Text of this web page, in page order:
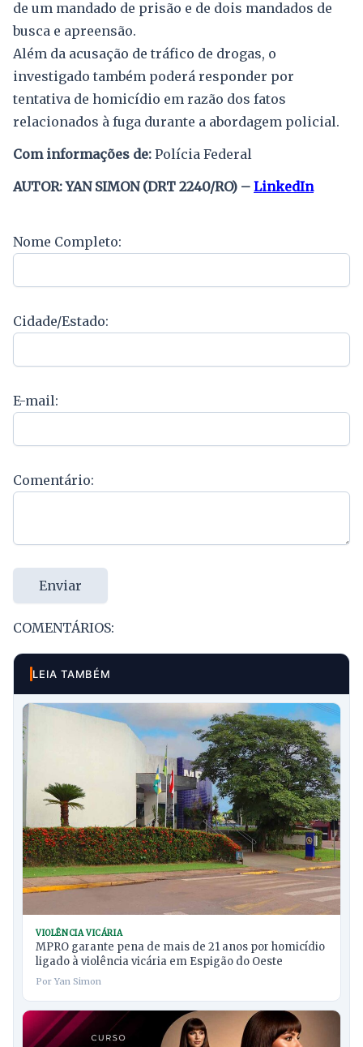
de um mandado de prisão e de dois mandados de
busca e apreensão.
Além da acusação de tráfico de drogas, o
investigado também poderá responder por
tentativa de homicídio em razão dos fatos
relacionados à fuga durante a abordagem policial.
Com informações de: Polícia Federal
AUTOR: YAN SIMON (DRT 2240/RO) – LinkedIn
Nome Completo:
Cidade/Estado:
E-mail:
Comentário:
Enviar
COMENTÁRIOS:
LEIA TAMBÉM
VIOLÊNCIA VICÁRIA
MPRO garante pena de mais de 21 anos por homicídio
ligado à violência vicária em Espigão do Oeste
Por Yan Simon